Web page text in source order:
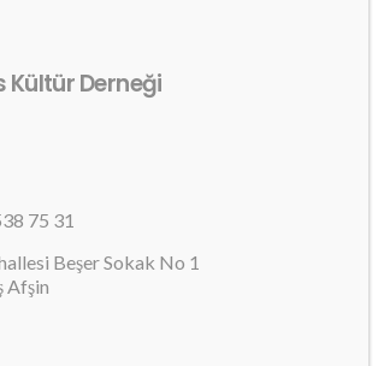
Kültür Derneği
75 31
Beşer Sokak No 1
Afşin